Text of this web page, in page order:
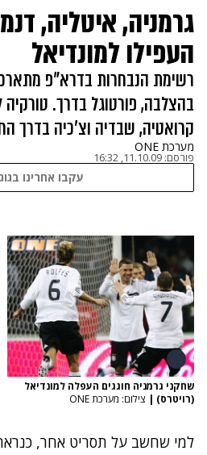
גרמניה, איטליה,
העפילו למונדיאל
רשימת הנבחרות בדרא"פ
בהצלבה, פורטוגל בדרך.
קרואטיה, שבדיה וצ'כיה בדרך
מערכת ONE
פורסם: 11.10.09, 16:32
עקבו אחרינו
שחקני גרמניה חוגגים העפלה למונדיאל
(רויטרס) | צילום: מערכת ONE
למי שחשב על תסריט אחר,